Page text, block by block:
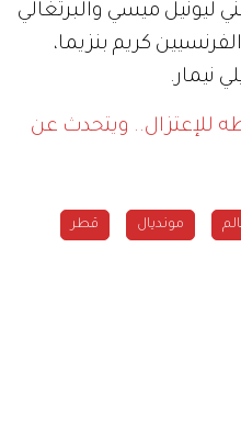
ليونيل ميسي والبرتغالي
كريم بنزيما،
نيمار.
للإعتزال.. ويتحدث عن
مونديال قطر